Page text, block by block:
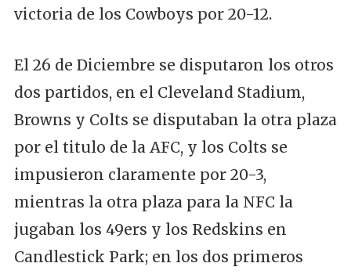
victoria de los Cowboys por 20-12.
El 26 de Diciembre se disputaron los otros
dos partidos, en el Cleveland Stadium,
Browns y Colts se disputaban la otra plaza
por el titulo de la AFC, y los Colts se
impusieron claramente por 20-3,
mientras la otra plaza para la NFC la
jugaban los 49ers y los Redskins en
Candlestick Park; en los dos primeros